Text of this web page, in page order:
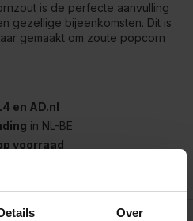
Over
is de perfecte aanvulling
gezellige bijeenkomsten. Dit is
gemaakt om zoute popcorn
en AD.nl
in NL-BE
voorraad